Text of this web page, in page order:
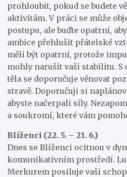
prohloubit, pokud se budete
aktivitám. V práci se může
postupu, ale buďte opatrní,
ambice přehlušit přátelské
měli být opatrní, protože
mohly narušit vaši stabilitu. S
těla se doporučuje věnovat
stravě. Doporučuji si
abyste načerpali síly.
a soukromí, které vám
Blíženci (22. 5. – 21. 6.)
Dnes se Blíženci ocitnou v
komunikativním prostředí.
Merkurem posiluje vaši